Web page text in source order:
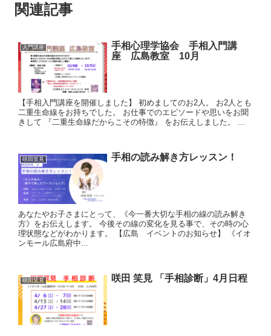
関連記事
入門講座
手相心理学協会 手相入門講
座 広島教室 10月
【手相入門講座を開催しました】 初めましてのお2人。 お2人とも
二重生命線をお持ちでした。 お仕事でのエピソードや思いをお聞
きして 『二重生命線だからこその特徴』 をお伝えしました。 ...
咲田笑見 手相の読み解き方レッスン！
あなたやお子さまにとって、《今一番大切な手相の線の読み解き
方》をお伝えします。 今後その線の変化を見る事で、その時の心
理状態などがわかります。 【広島 イベントのお知らせ】 《イオ
ンモール広島府中...
咲田笑見 咲田 笑見 「手相診断」4月日程